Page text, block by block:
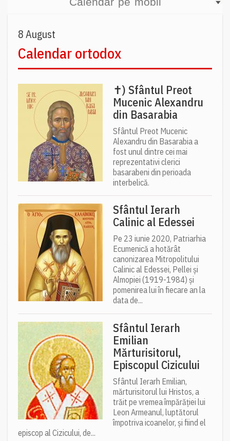
8 August
Calendar ortodox
✝) Sfântul Preot
Mucenic Alexandru
din Basarabia
Sfântul Preot Mucenic
Alexandru din Basarabia a
fost unul dintre cei mai
reprezentativi clerici
basarabeni din perioada
interbelică.
Sfântul Ierarh
Calinic al Edessei
Pe 23 iunie 2020, Patriarhia
Ecumenică a hotărât
canonizarea Mitropolitului
Calinic al Edessei, Pellei și
Almopiei (1919-1984) și
pomenirea lui în fiecare an la
data de...
Sfântul Ierarh
Emilian
Mărturisitorul,
Episcopul Cizicului
Sfântul Ierarh Emilian,
mărturisitorul lui Hristos, a
trăit pe vremea împărăției lui
Leon Armeanul, luptătorul
împotriva icoanelor, și fiind el
episcop al Cizicului, de...